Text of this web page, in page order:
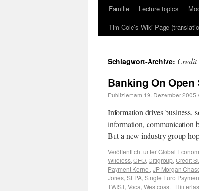
Familie
Lecture topics
Tim Cole’s Wiki Page
Schlagwort-Archive: Credit
Banking On Open
Publiziert am 19. Dezember 2005
Information drives business,
information, communication
But a new industry group
Veröffentlicht unterGlobal
Wireless, CFO, Citigroup, Credit
Payment Kernel, JP Morgan
Jones, SEPA, Single Euro
TWIST, Voca, Westcoast |